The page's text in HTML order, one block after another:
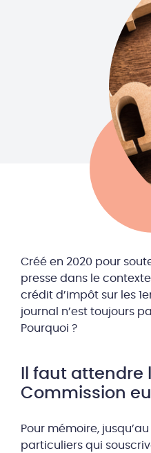
Créé en 2020 pour
presse dans le
crédit d’impôt sur les
journal n’est toujours
Pourquoi ?
Il faut attendre
Commission
Pour mémoire,
particuliers qui